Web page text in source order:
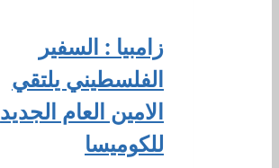
زامبيا : السفير
الفلسطيني يلتقي
الامين العام الجديد
للكوميسا